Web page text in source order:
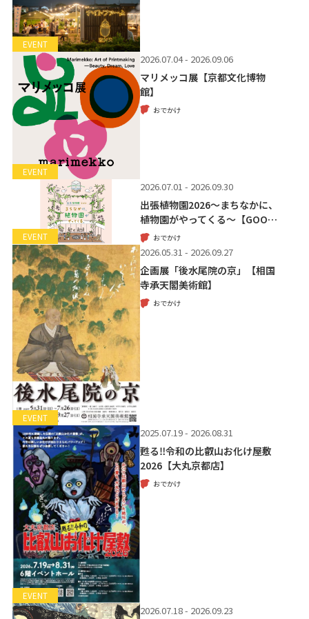
EVENT
EVENT
2026.07.04 - 2026.09.06
マリメッコ展【京都文化博物
館】
おでかけ
EVENT
2026.07.01 - 2026.09.30
出張植物園2026～まちなかに、
植物園がやってくる～【GOO…
おでかけ
EVENT
2026.05.31 - 2026.09.27
企画展「後水尾院の京」【相国
寺承天閣美術館】
おでかけ
EVENT
2025.07.19 - 2026.08.31
甦る‼令和の比叡山お化け屋敷
2026【大丸京都店】
おでかけ
2026.07.18 - 2026.09.23